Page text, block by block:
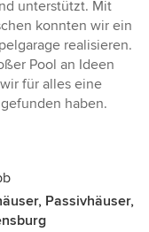
unterstützt. Mit
konnten wir ein
realisieren.
Pool an Ideen
für alles eine
haben.
Passivhäuser,